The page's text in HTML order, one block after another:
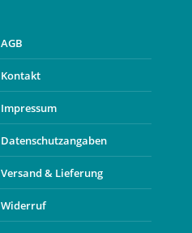
AGB
Kontakt
Impressum
Datenschutzangaben
Versand & Lieferung
Widerruf